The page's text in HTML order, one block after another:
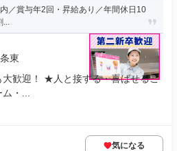
／賞与年2回・昇給あり／年間休日10
...
東
大歓迎！ ★人と接する・喜ばせるこ
・...
気になる